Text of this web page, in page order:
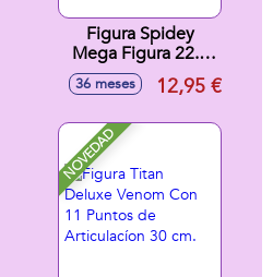
Figura Spidey
Mega Figura 22.8
cm
36 meses 12,95 €
NOVEDAD